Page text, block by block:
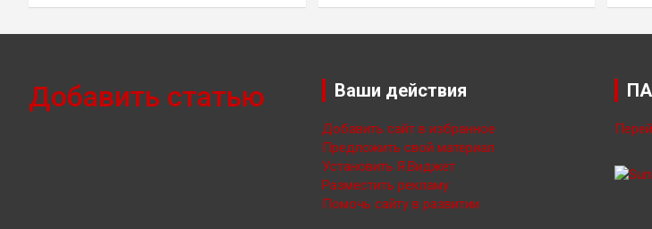
Добавить статью Ваши действия
Добавить сайт в избранное
Предложить свой материал
Установить Я.Виджет
Разместить рекламу
Помочь сайту в развитии